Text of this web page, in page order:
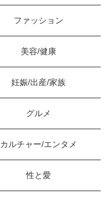
ファッション
美容/健康
妊娠/出産/家族
グルメ
カルチャー/エンタメ
性と愛